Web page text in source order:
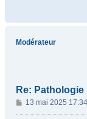
Modérateur
Re: Pathologie
M
e
13 mai 2025 17:34